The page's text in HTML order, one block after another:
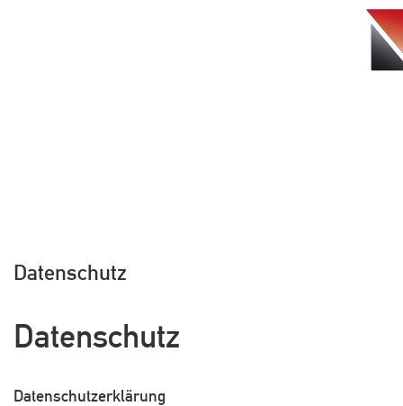
Datenschutz
Datenschutz
Datenschutzerklärung